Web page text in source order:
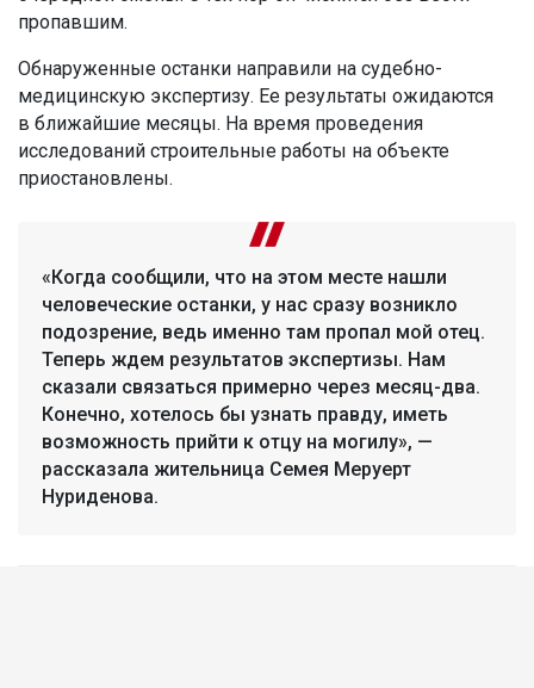
пропавшим.
Обнаруженные останки направили на судебно-
медицинскую экспертизу. Ее результаты ожидаются
в ближайшие месяцы. На время проведения
исследований строительные работы на объекте
приостановлены.
«Когда сообщили, что на этом месте нашли
человеческие останки, у нас сразу возникло
подозрение, ведь именно там пропал мой отец.
Теперь ждем результатов экспертизы. Нам
сказали связаться примерно через месяц-два.
Конечно, хотелось бы узнать правду, иметь
возможность прийти к отцу на могилу», —
рассказала жительница Семея Меруерт
Нуриденова.